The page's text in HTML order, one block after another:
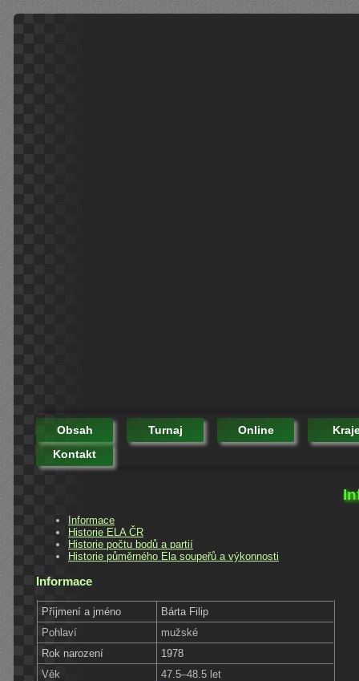
Obsah Turnaj Online
Kontakt
Informace
Historie ELA ČR
Historie počtu bodů a partií
Historie půměrného Ela soupeřů a výkonnosti
Informace
Příjmení a jméno
Bárta Filip
Pohlaví
mužské
Rok narození
1978
Věk
47.5–48.5 let